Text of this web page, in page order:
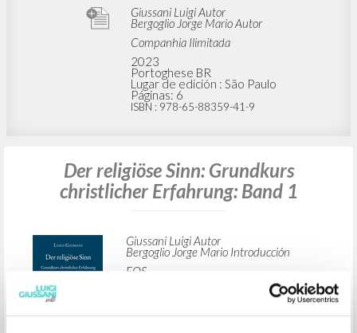
Giussani Luigi Autor
Bergoglio Jorge Mario Autor
Companhia Ilimitada
2023
Portoghese BR
Lugar de edición : São Paulo
Páginas: 6
ISBN : 978-65-88359-41-9
Der religiöse Sinn: Grundkurs
christlicher Erfahrung: Band 1
Giussani Luigi Autor
Bergoglio Jorge Mario Introducción
EOS
Lugar de edición : Sankt Ottilien